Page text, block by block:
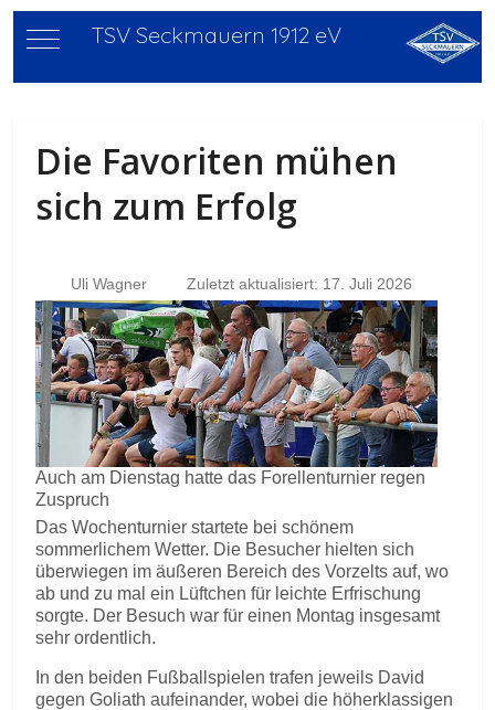
Mobile Menu Toggle
TSV Seckmauern 1912 eV
Die Favoriten mühen
sich zum Erfolg
Uli Wagner Zuletzt aktualisiert: 17. Juli 2026
Auch am Dienstag hatte das Forellenturnier regen
Zuspruch
Das Wochenturnier startete bei schönem
sommerlichem Wetter. Die Besucher hielten sich
überwiegen im äußeren Bereich des Vorzelts auf, wo
ab und zu mal ein Lüftchen für leichte Erfrischung
sorgte. Der Besuch war für einen Montag insgesamt
sehr ordentlich.
In den beiden Fußballspielen trafen jeweils David
gegen Goliath aufeinander, wobei die höherklassigen